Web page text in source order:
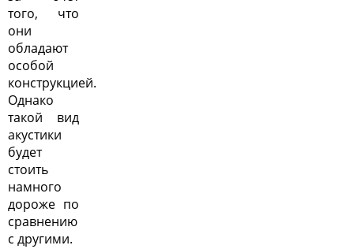
того, что
они
обладают
особой
конструкцией.
Однако
такой вид
акустики
будет
стоить
намного
дороже по
сравнению
с другими.